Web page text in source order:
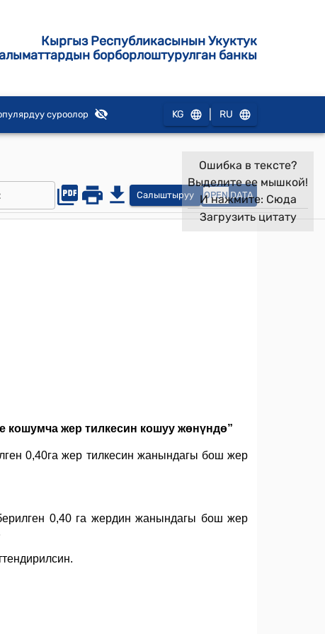
Кыргыз Республикасынын Укуктук
борборлоштурулган банкы
суроолор KG RU
Салыштыруу OPEN DATA
Ошибка в тексте?
Выделите ее мышкой!
И нажмите: Сюда
Загрузить цитату